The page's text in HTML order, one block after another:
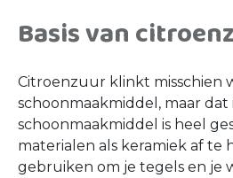
Basis van
Citroenzuur klinkt misschien
schoonmaakmiddel, maar dat
schoonmaakmiddel is heel
materialen als keramiek af te
gebruiken om je tegels en je